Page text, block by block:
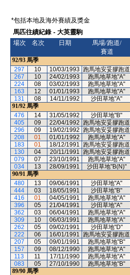
*包括本地及海外賽績及獎金
馬匹往績紀錄 - 大英靈駒
場次
名次 日期
馬場/跑道/
賽道
92/93 馬季
297
10 10/03/1993 跑馬地安妥膠跑道
267
10 24/02/1993 跑馬地草地"A"
224
08 03/02/1993 跑馬地草地"A"
163
12 01/01/1993 跑馬地草地"A"
131
08 14/11/1992 沙田草地"A"
91/92 馬季
476
14 31/05/1992 沙田草地"B"
405
09 22/04/1992 跑馬地安妥膠跑道
296
09 19/02/1992 跑馬地安妥膠跑道
208
01 01/01/1992 跑馬地草地"A"
183
01 18/12/1991 跑馬地安妥膠跑道
130
04 20/11/1991 跑馬地安妥膠跑道
079
07 23/10/1991 跑馬地草地"A"
034
13 28/09/1991 沙田草地"B(N)"
90/91 馬季
480
13 09/06/1991 沙田草地"A"
444
03 18/05/1991 沙田草地"B"
416
01 04/05/1991 跑馬地草地"A"
396
05 21/04/1991 沙田草地"A"
362
03 06/04/1991 跑馬地草地"A"
309
10 06/03/1991 跑馬地草地"A"
262
05 09/02/1991 沙田草地"D"
222
06 16/01/1991 跑馬地安妥膠跑道
207
05 09/01/1991 跑馬地草地"B"
157
09 08/12/1990 跑馬地草地"A"
113
11 17/11/1990 跑馬地草地"A"
083
05 27/10/1990 跑馬地草地"B"
89/90 馬季